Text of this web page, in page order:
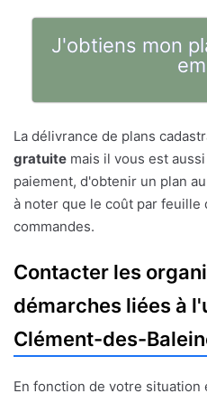
J'obtiens mon
La délivrance de plans
gratuite mais il vous est
paiement, d'obtenir un plan
à noter que le coût par feuille
commandes.
Contacter les
démarches liées à
Clément-des-
En fonction de votre